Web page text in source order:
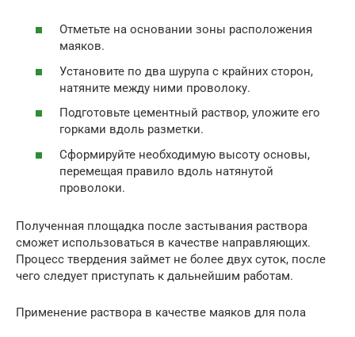
Отметьте на основании зоны расположения
маяков.
Установите по два шурупа с крайних сторон,
натяните между ними проволоку.
Подготовьте цементный раствор, уложите его
горками вдоль разметки.
Сформируйте необходимую высоту основы,
перемещая правило вдоль натянутой
проволоки.
Полученная площадка после застывания раствора
сможет использоваться в качестве направляющих.
Процесс твердения займет не более двух суток, после
чего следует приступать к дальнейшим работам.
Применение раствора в качестве маяков для пола